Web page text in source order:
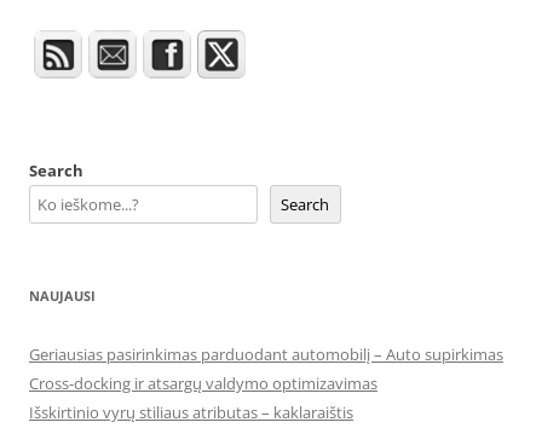
Search
Search
NAUJAUSI
Geriausias pasirinkimas parduodant automobilį – Auto supirkimas
Cross-docking ir atsargų valdymo optimizavimas
Išskirtinio vyrų stiliaus atributas – kaklaraištis